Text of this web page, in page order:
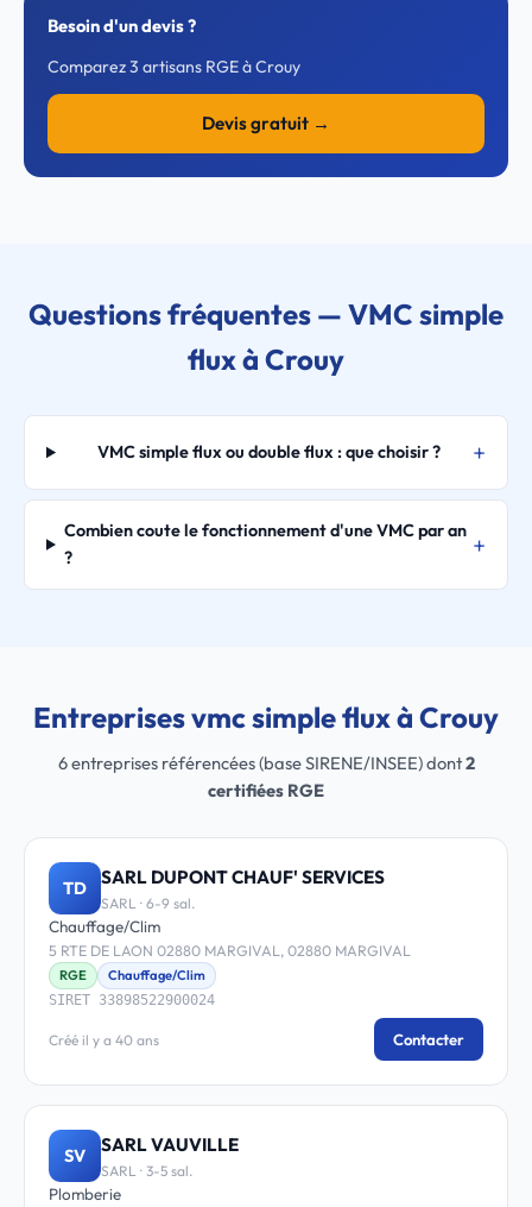
Besoin d'un devis ?
Comparez 3 artisans RGE à Crouy
Devis gratuit →
Questions fréquentes — VMC simple
flux à Crouy
VMC simple flux ou double flux : que choisir ?
Combien coute le fonctionnement d'une VMC par an
?
Entreprises vmc simple flux à Crouy
6 entreprises référencées (base SIRENE/INSEE) dont2
certifiées RGE
TD SARL DUPONT CHAUF' SERVICES
SARL · 6-9 sal.
Chauffage/Clim
5 RTE DE LAON 02880 MARGIVAL, 02880 MARGIVAL
RGE
Chauffage/Clim
SIRET 33898522900024
Créé il y a 40 ans Contacter
SV SARL VAUVILLE
SARL · 3-5 sal.
Plomberie